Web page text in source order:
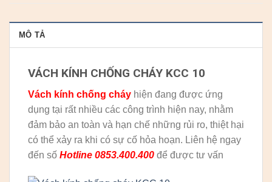
MÔ TẢ
VÁCH KÍNH CHỐNG CHÁY KCC 10
Vách kính chống cháy hiện đang được ứng
dụng tại rất nhiều các công trình hiện nay, nhằm
đảm bảo an toàn và hạn chế những rủi ro, thiệt hại
có thể xảy ra khi có sự cố hỏa hoạn. Liên hệ ngay
đến số Hotline 0853.400.400 để được tư vấn